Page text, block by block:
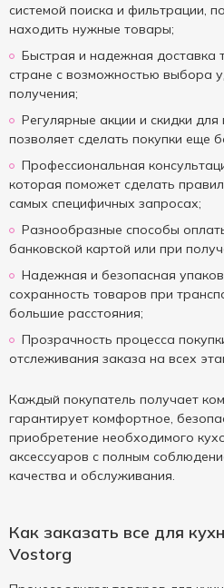
системой поиска и фильтрации,
находить нужные товары;
Быстрая и надежная доставка
стране с возможностью выбора
получения;
Регулярные акции и скидки
позволяет сделать покупки еще
Профессиональная
которая поможет сделать
самых специфичных запросах;
Разнообразные способы
банковской картой или при
Надежная и безопасная
сохранность товаров при
большие расстояния;
Прозрачность процесса
отслеживания заказа на всех
Каждый покупатель получает
гарантирует комфортное,
приобретение необходимого
аксессуаров с полным
качества и обслуживания.
Как заказать все для
Vostorg